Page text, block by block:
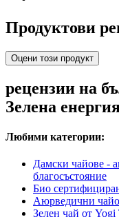
Продуктови
Оцени този продукт
рецензии на
Зелена
Любими категории:
Дамски чайове -
благосъстояние
Био
Аюрведични
Зелен чай от Yogi